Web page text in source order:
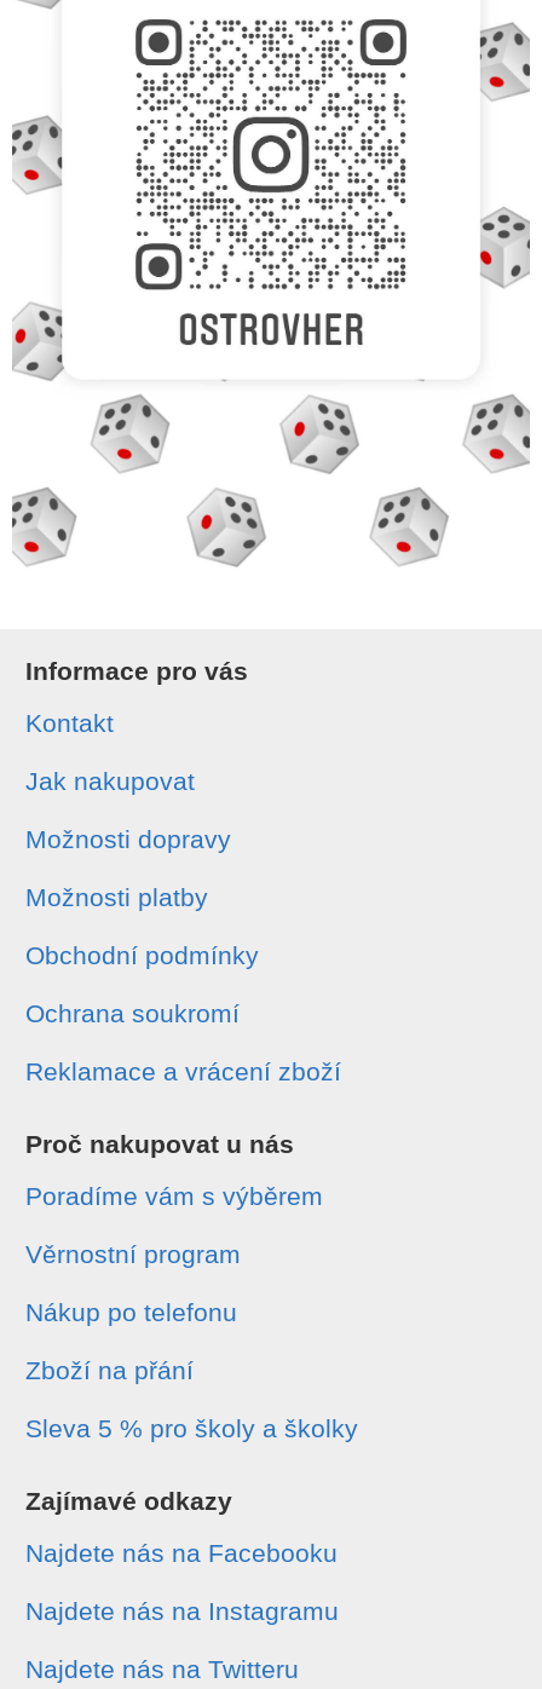
Informace pro vás
Kontakt
Jak nakupovat
Možnosti dopravy
Možnosti platby
Obchodní podmínky
Ochrana soukromí
Reklamace a vrácení zboží
Proč nakupovat u nás
Poradíme vám s výběrem
Věrnostní program
Nákup po telefonu
Zboží na přání
Sleva 5 % pro školy a školky
Zajímavé odkazy
Najdete nás na Facebooku
Najdete nás na Instagramu
Najdete nás na Twitteru